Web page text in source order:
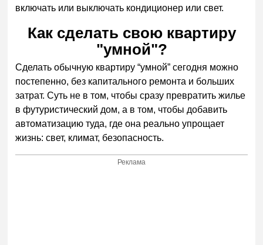
включать или выключать кондиционер или свет.
Как сделать свою квартиру
"умной"?
Сделать обычную квартиру “умной” сегодня можно
постепенно, без капитального ремонта и больших
затрат. Суть не в том, чтобы сразу превратить жилье
в футуристический дом, а в том, чтобы добавить
автоматизацию туда, где она реально упрощает
жизнь: свет, климат, безопасность.
Реклама